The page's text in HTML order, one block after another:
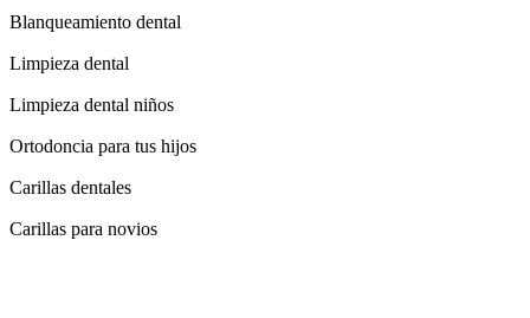
Blanqueamiento dental
Limpieza dental
Limpieza dental niños
Ortodoncia para tus hijos
Carillas dentales
Carillas para novios